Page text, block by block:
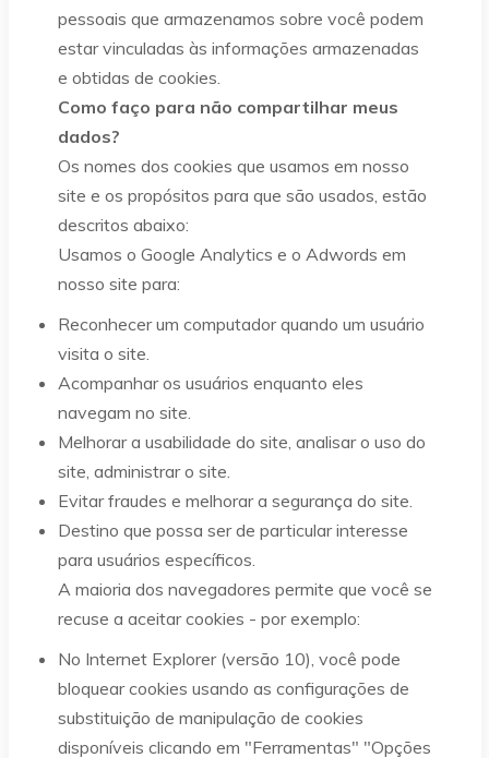
pessoais que armazenamos sobre você podem
estar vinculadas às informações armazenadas
e obtidas de cookies.
Como faço para não compartilhar meus
dados?
Os nomes dos cookies que usamos em nosso
site e os propósitos para que são usados, estão
descritos abaixo:
Usamos o Google Analytics e o Adwords em
nosso site para:
Reconhecer um computador quando um usuário
visita o site.
Acompanhar os usuários enquanto eles
navegam no site.
Melhorar a usabilidade do site, analisar o uso do
site, administrar o site.
Evitar fraudes e melhorar a segurança do site.
Destino que possa ser de particular interesse
para usuários específicos.
A maioria dos navegadores permite que você se
recuse a aceitar cookies - por exemplo:
No Internet Explorer (versão 10), você pode
bloquear cookies usando as configurações de
substituição de manipulação de cookies
disponíveis clicando em "Ferramentas" "Opções